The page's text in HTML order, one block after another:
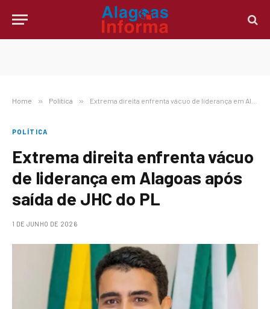
Home » Política » Extrema direita enfrenta vácuo de liderança em Alagoas após saída de JHC do PL
POLÍTICA
Extrema direita enfrenta vácuo
de liderança em Alagoas após
saída de JHC do PL
1 DE JUNHO DE 2026